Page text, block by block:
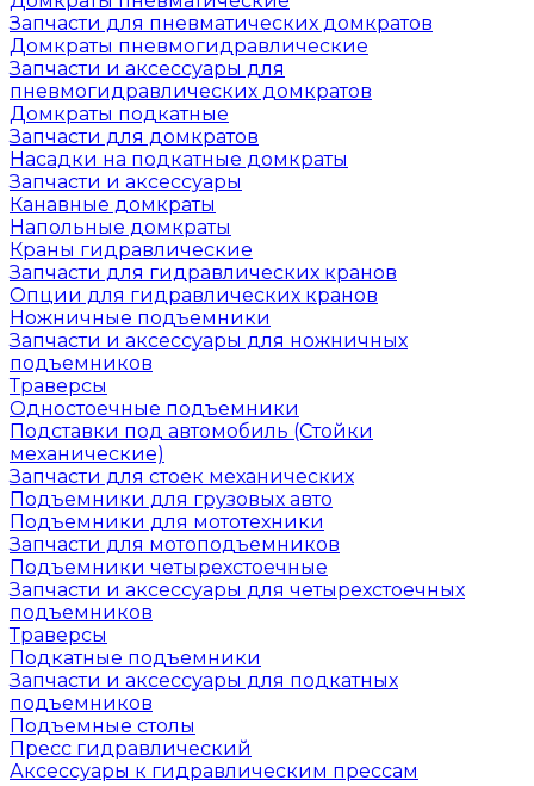
Запчасти для пневматических домкратов
Домкраты пневмогидравлические
Запчасти и аксессуары для
пневмогидравлических домкратов
Домкраты подкатные
Запчасти для домкратов
Насадки на подкатные домкраты
Запчасти и аксессуары
Канавные домкраты
Напольные домкраты
Краны гидравлические
Запчасти для гидравлических кранов
Опции для гидравлических кранов
Ножничные подъемники
Запчасти и аксессуары для ножничных
подъемников
Траверсы
Одностоечные подъемники
Подставки под автомобиль (Стойки
механические)
Запчасти для стоек механических
Подъемники для грузовых авто
Подъемники для мототехники
Запчасти для мотоподъемников
Подъемники четырехстоечные
Запчасти и аксессуары для четырехстоечных
подъемников
Траверсы
Подкатные подъемники
Запчасти и аксессуары для подкатных
подъемников
Подъемные столы
Пресс гидравлический
Аксессуары к гидравлическим прессам